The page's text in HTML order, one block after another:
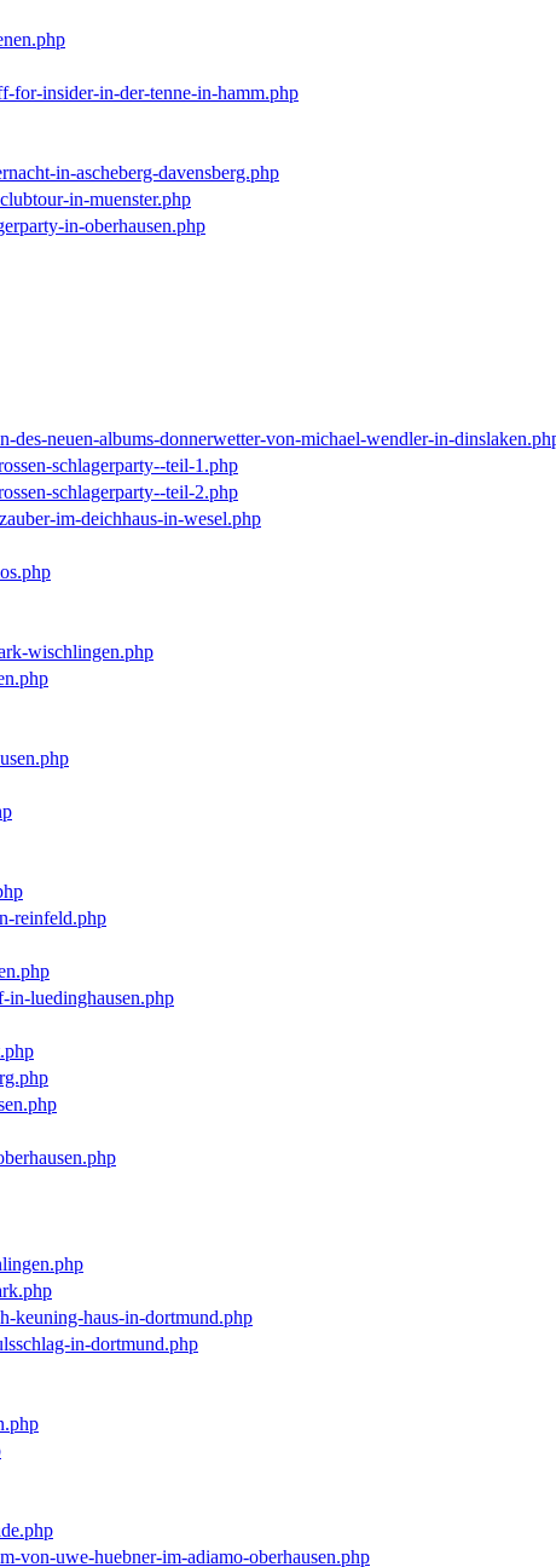
for-insider-in-der-tenne-in-hamm.php
in-ascheberg-davensberg.php
in-muenster.php
in-oberhausen.php
des-neuen-albums-donnerwetter-von-michael-wendler-in-
schlagerparty--teil-1.php
schlagerparty--teil-2.php
im-deichhaus-in-wesel.php
wischlingen.php
reinfeld.php
in-luedinghausen.php
keuning-haus-in-dortmund.php
in-dortmund.php
von-uwe-huebner-im-adiamo-oberhausen.php